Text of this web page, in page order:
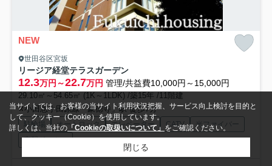
NEW
世田谷区宮坂
リージア経堂テラスガーデン
12.3万円～22.7万円 管理/共益費10,000円～15,000円
29.10㎡～54.65㎡ (1K～1LDK) /築15年 /11階建
小田急小田原線「豪徳寺」駅 徒歩7分
駐輪場 オートロック エレベーター CATV
光ファイバー
宅配ボックス
当サイトでは、お客様の当サイト利用状況把握、サービス向上検討を目的と
して、クッキー（Cookie）を使用しています。
詳しくは、当社の 「Cookieの取扱いについて」 をご確認ください。
閉じる